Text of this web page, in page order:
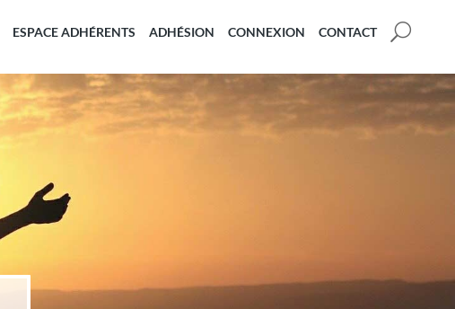
ESPACE ADHÉRENTS ADHÉSION CONNEXION CONTACT U